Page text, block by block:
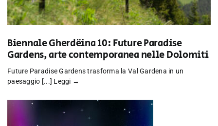
Biennale Gherdëina 10: Future Paradise
Gardens, arte contemporanea nelle Dolomiti
Future Paradise Gardens trasforma la Val Gardena in un
paesaggio [...] Leggi →